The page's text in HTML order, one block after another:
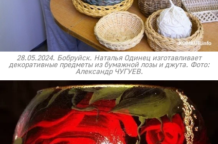
28.05.2024. Бобруйск. Наталья Одинец изготавливает
декоративные предметы из бумажной лозы и джута. Фото:
Александр ЧУГУЕВ.